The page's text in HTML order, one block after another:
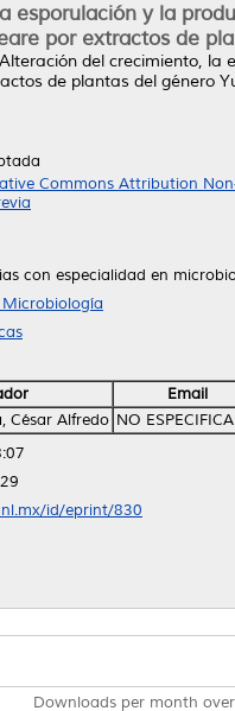
esporulación y la
por extractos de
Alteración del crecimiento, la
de plantas del género
Commons Attribution
con especialidad en
Email
César Alfredo NO
id/eprint/830
Downloads per month